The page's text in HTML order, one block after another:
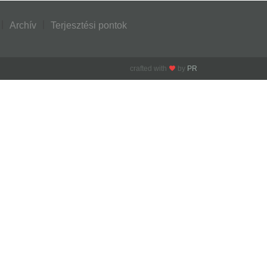
Archív Terjesztési pontok
crafted with by PR